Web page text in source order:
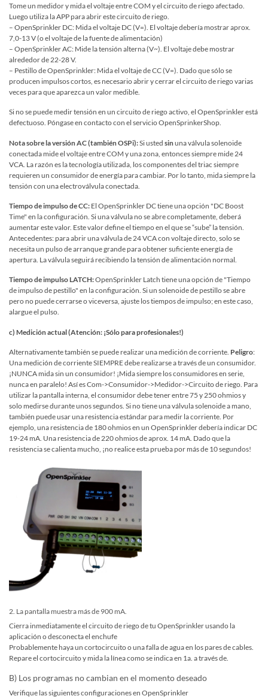
Tome un medidor y mida el voltaje entre COM y el circuito de riego afectado.
Luego utiliza la APP para abrir este circuito de riego.
– OpenSprinkler DC: Mida el voltaje DC (V=). El voltaje debería mostrar aprox.
7,0-13 V (o el voltaje de la fuente de alimentación)
– OpenSprinkler AC: Mide la tensión alterna (V~). El voltaje debe mostrar
alrededor de 22-28 V.
– Pestillo de OpenSprinkler: Mida el voltaje de CC (V=). Dado que sólo se
producen impulsos cortos, es necesario abrir y cerrar el circuito de riego varias
veces para que aparezca un valor medible.
Si no se puede medir tensión en un circuito de riego activo, el OpenSprinkler está
defectuoso. Póngase en contacto con el servicio OpenSprinkerShop.
Nota sobre la versión AC (también OSPi):Si usted sinuna válvula solenoide
conectada mide el voltaje entre COM y una zona, entonces siempre mide 24
VCA. La razón es la tecnología utilizada, los componentes del triac siempre
requieren un consumidor de energía para cambiar. Por lo tanto, mida siempre la
tensión con una electroválvula conectada.
Tiempo de impulso de CC: El OpenSprinkler DC tiene una opción "DC Boost
Time" en la configuración. Si una válvula no se abre completamente, deberá
aumentar este valor. Este valor define el tiempo en el que se “sube” la tensión.
Antecedentes: para abrir una válvula de 24 VCA con voltaje directo, solo se
necesita un pulso de arranque grande para obtener suficiente energía de
apertura. La válvula seguirá recibiendo la tensión de alimentación normal.
Tiempo de impulso LATCH:OpenSprinkler Latch tiene una opción de "Tiempo
de impulso de pestillo" en la configuración. Si un solenoide de pestillo se abre
pero no puede cerrarse o viceversa, ajuste los tiempos de impulso; en este caso,
alargue el pulso.
c) Medición actual (Atención: ¡Sólo para profesionales!)
Alternativamente también se puede realizar una medición de corriente. Peligro:
Una medición de corriente SIEMPRE debe realizarse a través de un consumidor.
¡NUNCA mida sin un consumidor! ¡Mida siempre los consumidores en serie,
nunca en paralelo! Así es Com->Consumidor->Medidor->Circuito de riego. Para
utilizar la pantalla interna, el consumidor debe tener entre 75 y 250 ohmios y
solo medirse durante unos segundos. Si no tiene una válvula solenoide a mano,
también puede usar una resistencia estándar para medir la corriente. Por
ejemplo, una resistencia de 180 ohmios en un OpenSprinkler debería indicar DC
19-24 mA. Una resistencia de 220 ohmios de aprox. 14 mA. Dado que la
resistencia se calienta mucho, ¡no realice esta prueba por más de 10 segundos!
2. La pantalla muestra más de 900 mA.
Cierra inmediatamente el circuito de riego de tu OpenSprinkler usando la
aplicación o desconecta el enchufe
Probablemente haya un cortocircuito o una falla de agua en los pares de cables.
Repare el cortocircuito y mida la línea como se indica en 1a. a través de.
B) Los programas no cambian en el momento deseado
Verifique las siguientes configuraciones en OpenSprinkler